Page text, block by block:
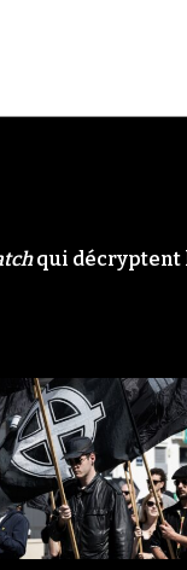
qui décryptent